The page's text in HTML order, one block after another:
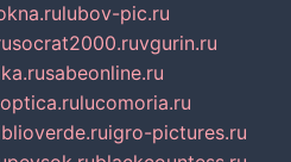
lubov-pic.ru
socrat2000.ruvgurin.ru
sabeonline.ru
lucomoria.ru
igro-pictures.ru